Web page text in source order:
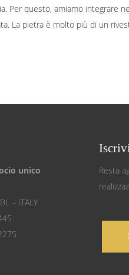
Per questo, amiamo
La pietra è molto più di un
unico
– ITALY
Resta